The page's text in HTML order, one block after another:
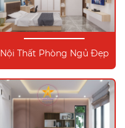
Nội Thất Phòng Ngủ Đẹp